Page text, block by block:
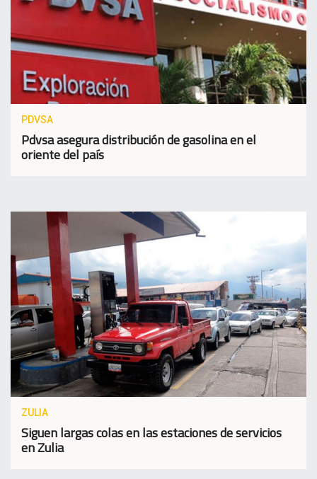
PDVSA
Pdvsa asegura distribución de gasolina en el
oriente del país
ZULIA
Siguen largas colas en las estaciones de servicios
en Zulia